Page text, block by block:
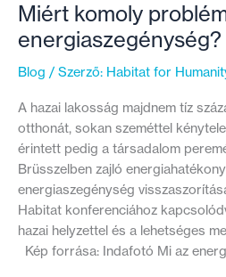
Miért komoly
energiaszegénység?
Blog / Szerző: Habitat for
A hazai lakosság majdnem tíz
otthonát, sokan szeméttel
érintett pedig a társadalom
Brüsszelben zajló
energiaszegénység
Habitat konferenciához
hazai helyzettel és a lehetséges
Kép forrása: Indafotó Mi az